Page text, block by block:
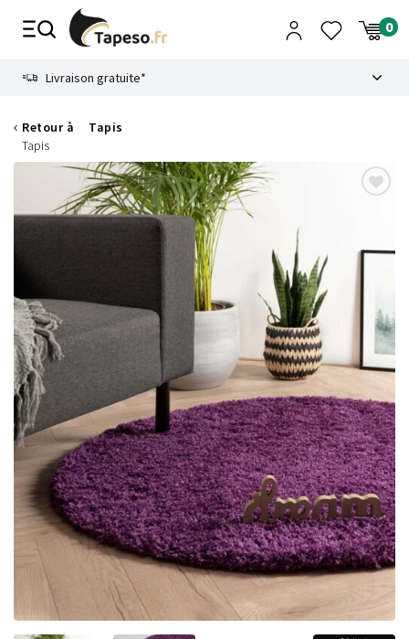
Livraison gratuite*
Retour à
Tapis
Tapis